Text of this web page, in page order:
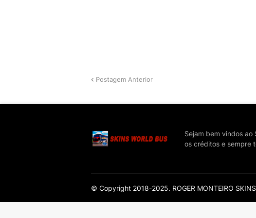
Postagem Anterior
Sejam bem vindos ao
os créditos e sempre
© Copyright 2018-2025. ROGER MONTEIRO